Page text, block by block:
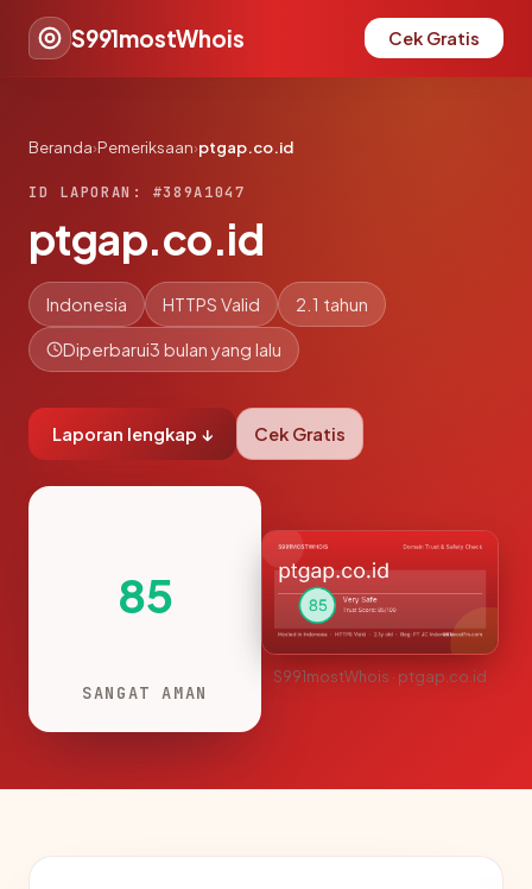
S991mostWhois Cek Gratis
Beranda›Pemeriksaan›ptgap.co.id
ID LAPORAN: #389A1047
ptgap.co.id
Indonesia HTTPS Valid 2.1 tahun
Diperbarui3 bulan yang lalu
Laporan lengkap ↓ Cek Gratis
85
SANGAT AMAN
S991mostWhois · ptgap.co.id